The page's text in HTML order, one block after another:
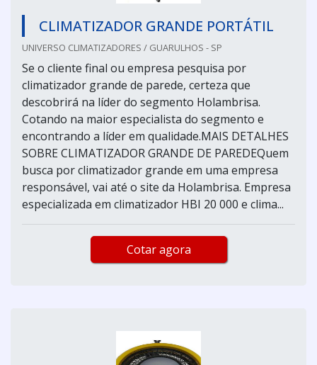
CLIMATIZADOR GRANDE PORTÁTIL
UNIVERSO CLIMATIZADORES / GUARULHOS - SP
Se o cliente final ou empresa pesquisa por
climatizador grande de parede, certeza que
descobrirá na líder do segmento Holambrisa.
Cotando na maior especialista do segmento e
encontrando a líder em qualidade.MAIS DETALHES
SOBRE CLIMATIZADOR GRANDE DE PAREDEQuem
busca por climatizador grande em uma empresa
responsável, vai até o site da Holambrisa. Empresa
especializada em climatizador HBI 20 000 e clima...
Cotar agora